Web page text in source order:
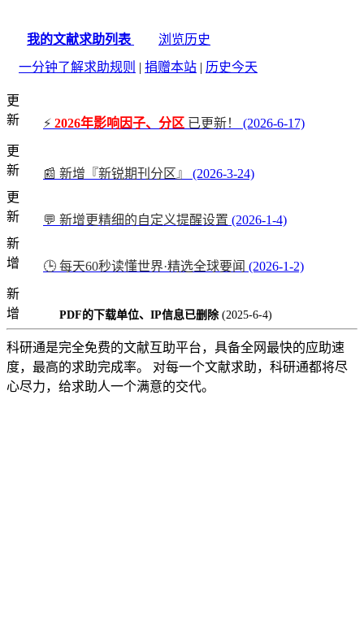
我的文献求助列表
浏览历史
一分钟了解求助规则 | 捐赠本站 | 历史今天
更
新
⚡ 2026年影响因子、分区 已更新！
(2026-6-17)
更
新
📰 新增『新锐期刊分区』
(2026-3-24)
更
新
💬 新增更精细的自定义提醒设置 (2026-1-4)
新
增
🕒 每天60秒读懂世界·精选全球要闻 (2026-1-2)
新
增
PDF的下载单位、IP信息已删除 (2025-6-4)
科研通是完全免费的文献互助平台，具备全网最快的应助速
度，最高的求助完成率。 对每一个文献求助，科研通都将尽
心尽力，给求助人一个满意的交代。